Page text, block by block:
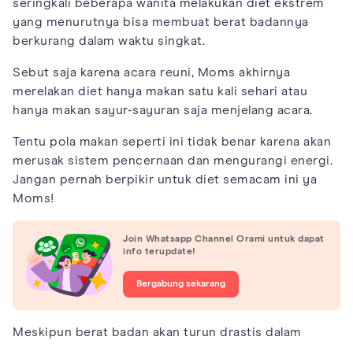
seringkali beberapa wanita melakukan diet ekstrem
yang menurutnya bisa membuat berat badannya
berkurang dalam waktu singkat.
Sebut saja karena acara reuni, Moms akhirnya
merelakan diet hanya makan satu kali sehari atau
hanya makan sayur-sayuran saja menjelang acara.
Tentu pola makan seperti ini tidak benar karena akan
merusak sistem pencernaan dan mengurangi energi.
Jangan pernah berpikir untuk diet semacam ini ya
Moms!
Join Whatsapp Channel Orami untuk dapat
info terupdate!
Bergabung sekarang
Meskipun berat badan akan turun drastis dalam